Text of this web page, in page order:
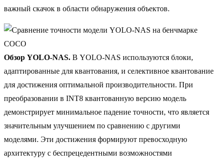
важный скачок в области обнаружения объектов.
Обзор YOLO-NAS. В YOLO-NAS используются блоки,
адаптированные для квантования, и селективное квантование
для достижения оптимальной производительности. При
преобразовании в INT8 квантованную версию модель
демонстрирует минимальное падение точности, что является
значительным улучшением по сравнению с другими
моделями. Эти достижения формируют превосходную
архитектуру с беспрецедентными возможностями